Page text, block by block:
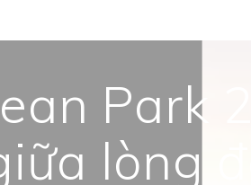
Park
lòng